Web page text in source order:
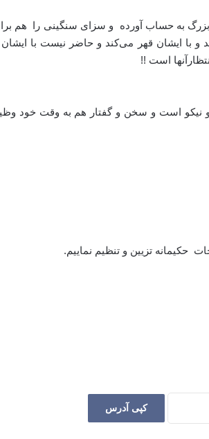
بە حساب آوردە و سزای سنگینی را هم
و با ایشان قهر می‌کند و حاضر نیست با ایشان
است !!
است و سخن و گفتار هم بە وقت خود
تزیین و تنظیم نماییم.
کپی آدرس